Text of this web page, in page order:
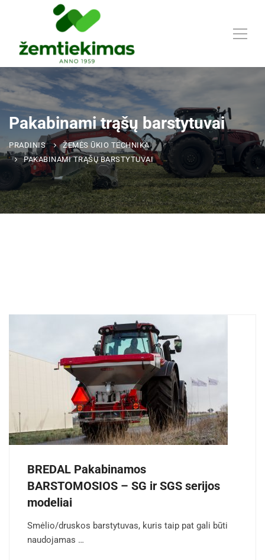
Pakabinami trąšų barstytuvai
PRADINIS
ŽEMĖS ŪKIO TECHNIKA
PAKABINAMI TRĄŠŲ BARSTYTUVAI
BREDAL Pakabinamos
BARSTOMOSIOS – SG ir SGS serijos
modeliai
Smėlio/druskos barstytuvas, kuris taip pat gali būti
naudojamas …